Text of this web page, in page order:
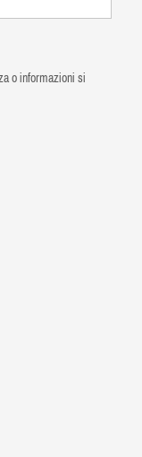
o informazioni si